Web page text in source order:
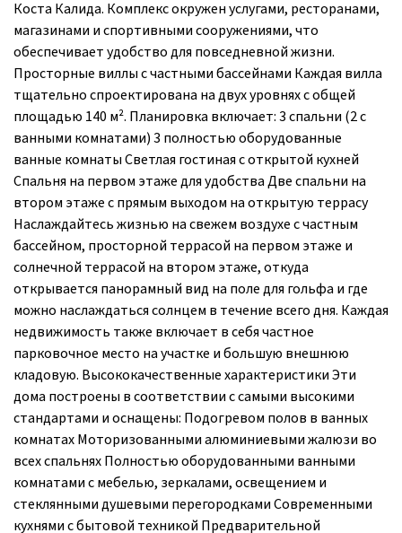
Коста Калида. Комплекс окружен услугами, ресторанами,
магазинами и спортивными сооружениями, что
обеспечивает удобство для повседневной жизни.
Просторные виллы с частными бассейнами Каждая вилла
тщательно спроектирована на двух уровнях с общей
площадью 140 м². Планировка включает: 3 спальни (2 с
ванными комнатами) 3 полностью оборудованные
ванные комнаты Светлая гостиная с открытой кухней
Спальня на первом этаже для удобства Две спальни на
втором этаже с прямым выходом на открытую террасу
Наслаждайтесь жизнью на свежем воздухе с частным
бассейном, просторной террасой на первом этаже и
солнечной террасой на втором этаже, откуда
открывается панорамный вид на поле для гольфа и где
можно наслаждаться солнцем в течение всего дня. Каждая
недвижимость также включает в себя частное
парковочное место на участке и большую внешнюю
кладовую. Высококачественные характеристики Эти
дома построены в соответствии с самыми высокими
стандартами и оснащены: Подогревом полов в ванных
комнатах Моторизованными алюминиевыми жалюзи во
всех спальнях Полностью оборудованными ванными
комнатами с мебелью, зеркалами, освещением и
стеклянными душевыми перегородками Современными
кухнями с бытовой техникой Предварительной